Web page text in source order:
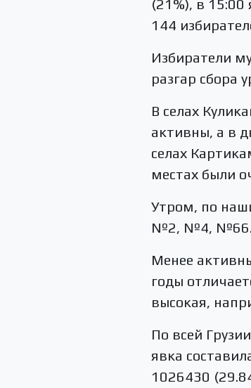
(21%), в 15:00
144
Избиратели
разгар сбора
В селах
активны, а в
селах
местах были
Утром, по
№2, №4, №66.
Менее
годы
высокая,
По всей
явка
1026430